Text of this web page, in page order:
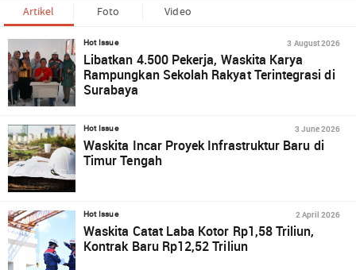
Artikel Foto Video
Hot Issue 3 August 2026
Libatkan 4.500 Pekerja, Waskita Karya
Rampungkan Sekolah Rakyat Terintegrasi di
Surabaya
Hot Issue 3 June 2026
Waskita Incar Proyek Infrastruktur Baru di
Timur Tengah
Hot Issue 2 April 2026
Waskita Catat Laba Kotor Rp1,58 Triliun,
Kontrak Baru Rp12,52 Triliun